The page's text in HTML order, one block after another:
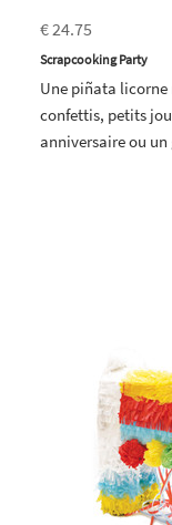
€ 24.75
Scrapcooking Party
Une piñata
confettis, petits
anniversaire ou un